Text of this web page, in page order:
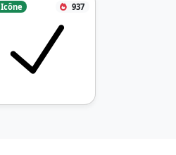
Icône 937